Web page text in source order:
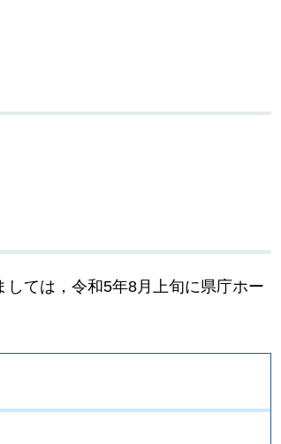
ては，令和5年8月上旬に県庁ホー